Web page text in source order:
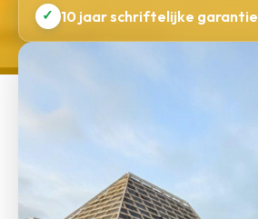
✓ 10 jaar schriftelijke garantie